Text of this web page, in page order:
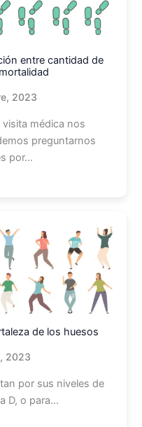
entre cantidad de
2023
médica nos
preguntarnos
por…
de los huesos
2023
por sus niveles de
D, o para…